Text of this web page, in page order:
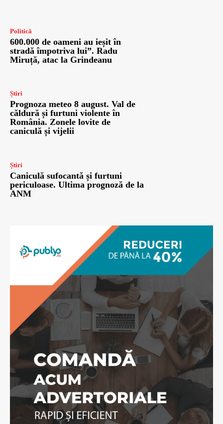
Politică
600.000 de oameni au ieșit în
stradă împotriva lui”. Radu
Miruță, atac la Grindeanu
Știri
Prognoza meteo 8 august. Val de
căldură și furtuni violente în
România. Zonele lovite de
caniculă și vijelii
Știri
Caniculă sufocantă și furtuni
periculoase. Ultima prognoză de la
ANM